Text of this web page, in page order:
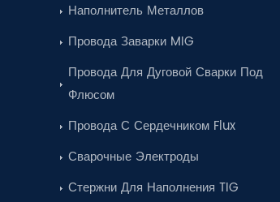
Наполнитель Металлов
Провода Заварки MIG
Провода Для Дуговой Сварки Под
Флюсом
Провода С Сердечником Flux
Сварочные Электроды
Стержни Для Наполнения TIG